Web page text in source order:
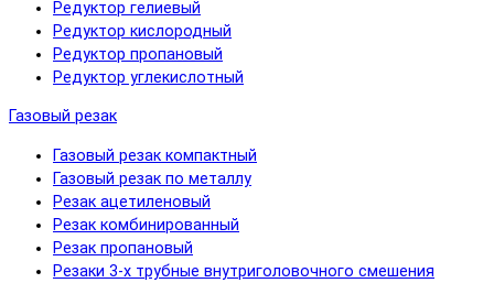
Редуктор гелиевый
Редуктор кислородный
Редуктор пропановый
Редуктор углекислотный
Газовый резак
Газовый резак компактный
Газовый резак по металлу
Резак ацетиленовый
Резак комбинированный
Резак пропановый
Резаки 3-х трубные внутриголовочного смешения